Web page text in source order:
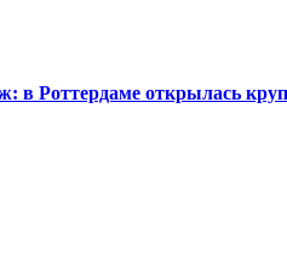
Роттердаме открылась